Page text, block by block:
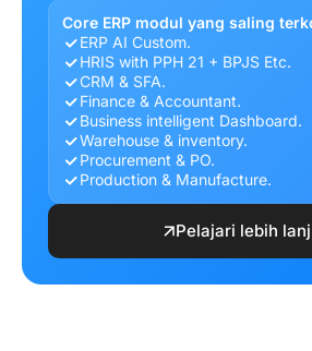
Core ERP modul yang saling
ERP AI Custom.
HRIS with PPH 21 + BPJS Etc.
CRM & SFA.
Finance & Accountant.
Business intelligent Dashboard.
Warehouse & inventory.
Procurement & PO.
Production & Manufacture.
Pelajari lebih